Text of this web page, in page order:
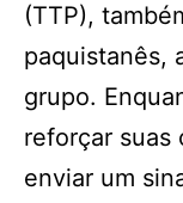
(TTP),
paquistanês,
grupo.
reforçar suas
enviar um